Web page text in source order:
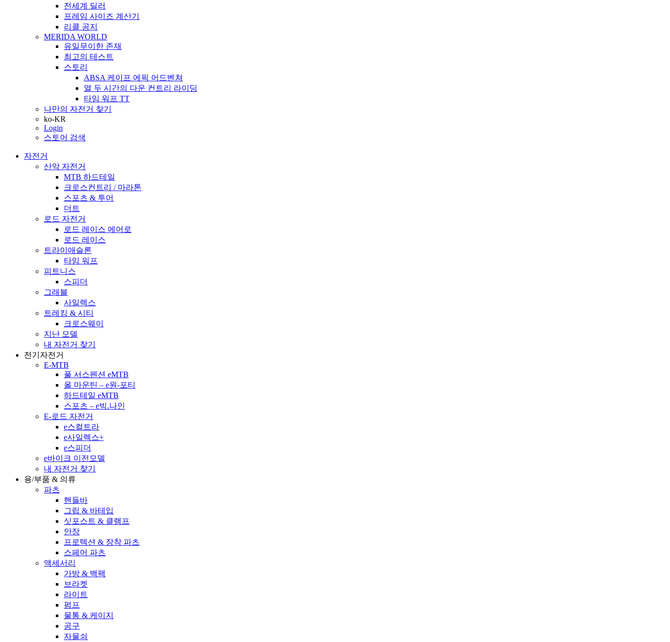
전세계 딜러
프레임 사이즈 계산기
리콜 공지
MERIDA WORLD
유일무이한 존재
최고의 테스트
스토리
ABSA 케이프 에픽 어드벤쳐
열 두 시간의 다운 컨트리 라이딩
타임 워프 TT
나만의 자전거 찾기
ko-KR
Login
스토어 검색
자전거
산악 자전거
MTB 하드테일
크로스컨트리 / 마라톤
스포츠 & 투어
더트
로드 자전거
로드 레이스 에어로
로드 레이스
트라이애슬론
타임 워프
피트니스
스피더
그래블
사일렉스
트레킹 & 시티
크로스웨이
지난 모델
내 자전거 찾기
전기자전거
E-MTB
풀 서스펜션 eMTB
올 마운틴 – e원-포티
하드테일 eMTB
스포츠 – e빅.나인
E-로드 자전거
e스컬트라
e사일렉스+
e스피더
e바이크 이전모델
내 자전거 찾기
용/부품 & 의류
파츠
핸들바
그립 & 바테입
싯포스트 & 클램프
안장
프로텍션 & 장착 파츠
스페어 파츠
액세서리
가방 & 백팩
브라켓
라이트
펌프
물통 & 케이지
공구
자물쇠